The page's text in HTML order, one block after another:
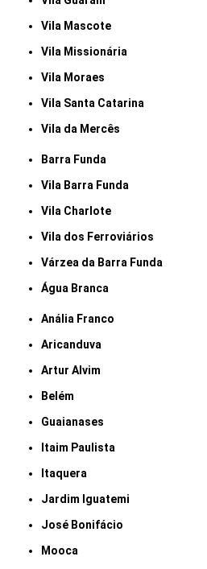
Vila Mascote
Vila Missionária
Vila Moraes
Vila Santa Catarina
Vila da Mercês
Barra Funda
Vila Barra Funda
Vila Charlote
Vila dos Ferroviários
Várzea da Barra Funda
Água Branca
Anália Franco
Aricanduva
Artur Alvim
Belém
Guaianases
Itaim Paulista
Itaquera
Jardim Iguatemi
José Bonifácio
Mooca